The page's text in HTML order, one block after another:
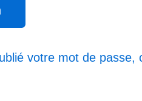
votre mot de passe,